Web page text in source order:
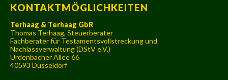
KONTAKTMÖGLICHKEITEN
Terhaag & Terhaag GbR
Thomas Terhaag, Steuerberater
Fachberater für Testamentsvollstreckung und
Nachlassverwaltung (DStV e.V.)
Urdenbacher Allee 66
40593 Düsseldorf